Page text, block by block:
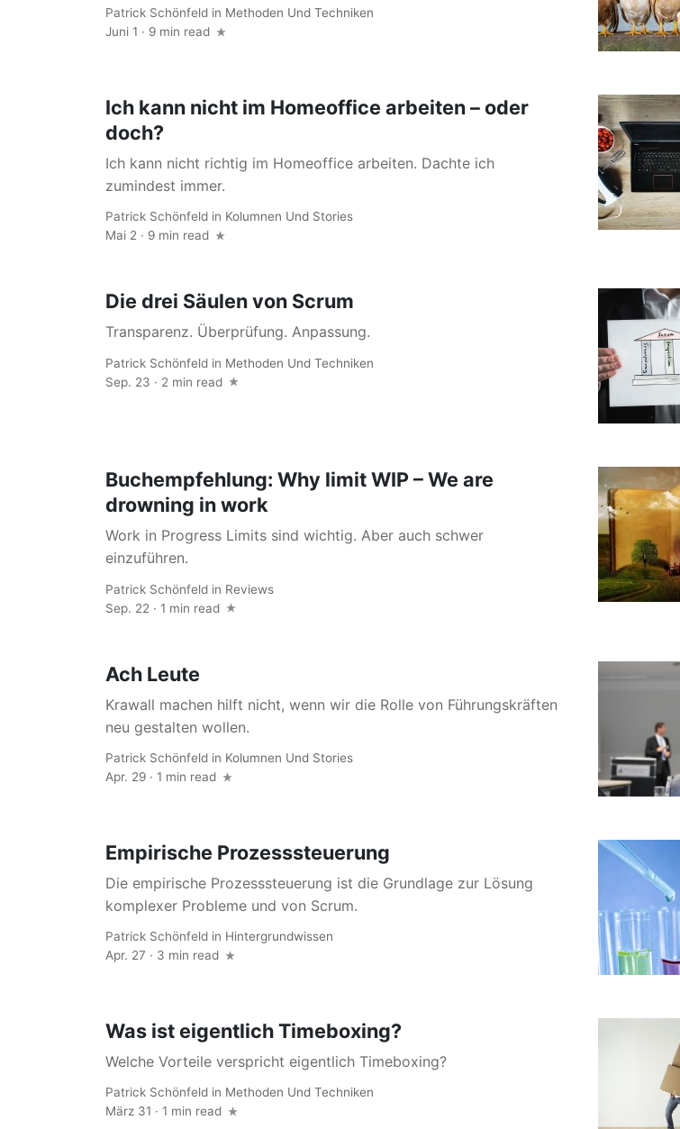
Patrick Schönfeld in Methoden Und Techniken
Juni 1 · 9 min read
Ich kann nicht im Homeoffice arbeiten – oder
doch?
Ich kann nicht richtig im Homeoffice arbeiten. Dachte ich
zumindest immer.
Patrick Schönfeld in Kolumnen Und Stories
Mai 2 · 9 min read
Die drei Säulen von Scrum
Transparenz. Überprüfung. Anpassung.
Patrick Schönfeld in Methoden Und Techniken
Sep. 23 · 2 min read
Buchempfehlung: Why limit WIP – We are
drowning in work
Work in Progress Limits sind wichtig. Aber auch schwer
einzuführen.
Patrick Schönfeld in Reviews
Sep. 22 · 1 min read
Ach Leute
Krawall machen hilft nicht, wenn wir die Rolle von Führungskräften
neu gestalten wollen.
Patrick Schönfeld in Kolumnen Und Stories
Apr. 29 · 1 min read
Empirische Prozesssteuerung
Die empirische Prozesssteuerung ist die Grundlage zur Lösung
komplexer Probleme und von Scrum.
Patrick Schönfeld in Hintergrundwissen
Apr. 27 · 3 min read
Was ist eigentlich Timeboxing?
Welche Vorteile verspricht eigentlich Timeboxing?
Patrick Schönfeld in Methoden Und Techniken
März 31 · 1 min read